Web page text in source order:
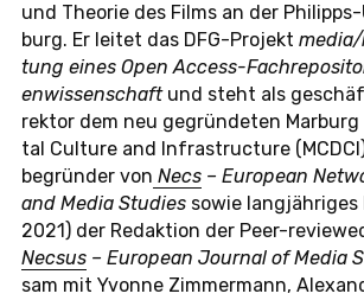
und Theo­rie des Films an der
burg. Er leitet das DFG-Pro­jekt
tung eines Open Ac­cess-
en­wis­sen­schaftund steht als
rek­tor dem neu ge­grün­de­ten
tal Cul­tu­re and In­fra­struc­tu­re
be­grün­der von Necs – Eu­ro­pean
and Media Stu­dies sowie lang­jäh­ri­ges
2021) der Re­dak­ti­on der Peer-
Necsus – Eu­ro­pean Jour­nal of Media
sam mit Yvonne Zim­mer­mann,